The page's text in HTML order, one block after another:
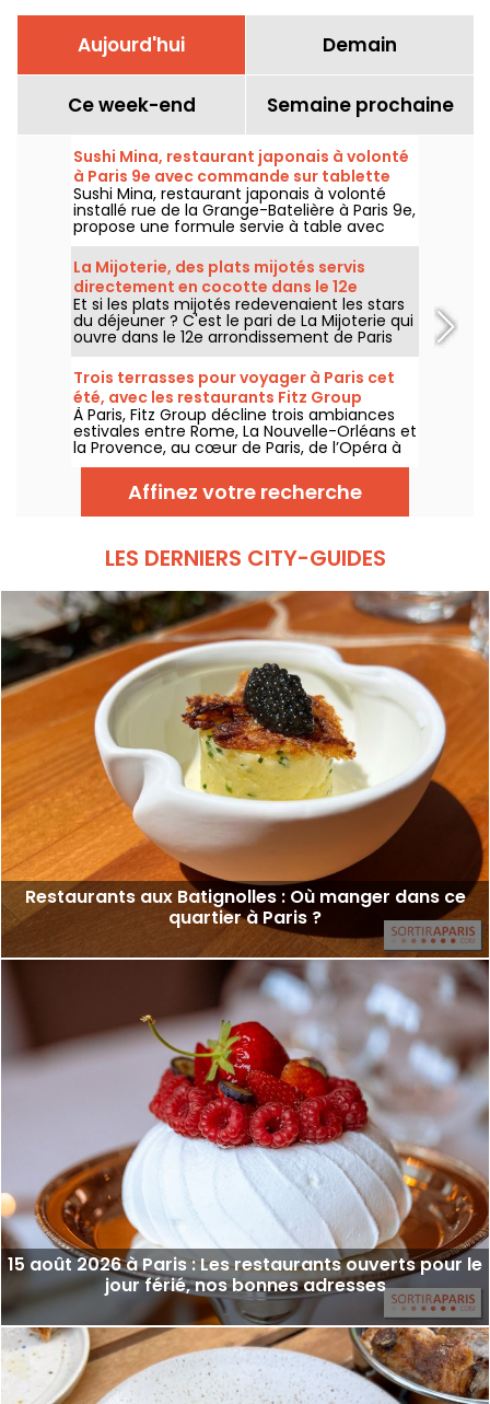
Aujourd'hui Demain
Ce week-end Semaine prochaine
Sushi Mina, restaurant japonais à volonté
à Paris 9e avec commande sur tablette
Sushi Mina, restaurant japonais à volonté
installé rue de la Grange-Batelière à Paris 9e,
propose une formule servie à table avec
commande sur tablette. Sushis, makis,
gyozas, brochettes et plats préparés à la
demande sont proposés midi et soir, du
mardi au dimanche.
La Mijoterie, des plats mijotés servis
directement en cocotte dans le 12e
arrondissement
Et si les plats mijotés redevenaient les stars
du déjeuner ? C'est le pari de La Mijoterie qui
ouvre dans le 12e arrondissement de Paris
avec une cuisine de longue cuisson
imaginée par le chef Augustin Garnier et
servie directement dans des cocottes.
Trois terrasses pour voyager à Paris cet
été, avec les restaurants Fitz Group
À Paris, Fitz Group décline trois ambiances
estivales entre Rome, La Nouvelle-Orléans et
la Provence, au cœur de Paris, de l’Opéra à
la Tour Eiffel. Chaque adresse, grâce à sa
terrasse, offre une escale à part entière,
sans quitter la capitale .
Affinez votre recherche
LES DERNIERS CITY-GUIDES
Restaurants aux Batignolles : Où manger dans ce
quartier à Paris ?
15 août 2026 à Paris : Les restaurants ouverts pour le
jour férié, nos bonnes adresses